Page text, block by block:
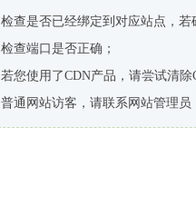
检查是否已经绑定到对应站点，
检查端口是否正确；
若您使用了CDN产品，请尝试清除
普通网站访客，请联系网站管理员